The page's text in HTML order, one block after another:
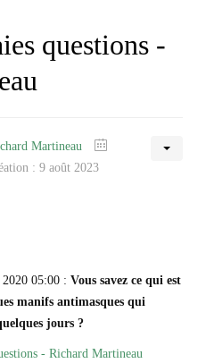
questions -
Martineau
: 9 août 2023
05:00 : Vous savez ce qui est
manifs antimasques qui
jours ?
- Richard Martineau